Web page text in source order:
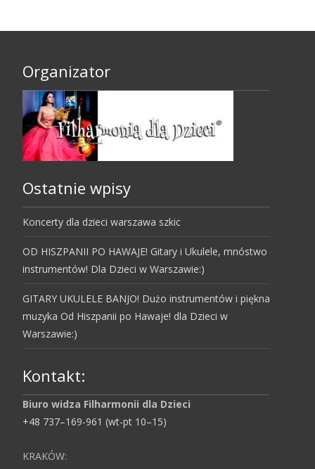
Organizator
Ostatnie wpisy
Koncerty dla dzieci warszawa szkic
OD HISZPANII PO HAWAJE! Gitary i Ukulele, mnóstwo
instrumentów! Dla Dzieci w Warszawie:)
GITARY UKULELE BANJO! Dużo instrumentów i piękna
muzyka Od Hiszpanii po Hawaje! dla Dzieci w
Warszawie:)
Kontakt:
Biuro widza Filharmonii dla Dzieci
+48 737–169-961 (wt-pt 10–15)
KRAKÓW: